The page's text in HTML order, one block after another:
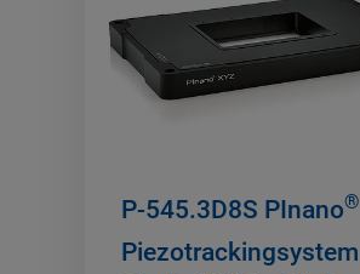
P-545.3D8S PInano®
Piezotrackingsystem